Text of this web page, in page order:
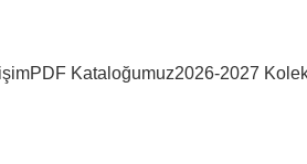
PDF Kataloğumuz2026-2027